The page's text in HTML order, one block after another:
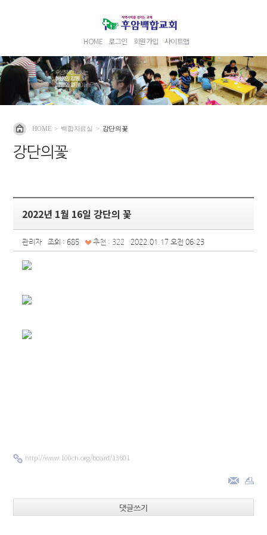
HOME 로그인 회원가입 사이트맵
HOME > 백합자료실 > 강단의꽃
강단의꽃
2022년 1월 16일 강단의 꽃
관리자 조회 : 685 추천 : 322 2022.01.17 오전 06:23
http://www.100ch.org/board/13601
댓글쓰기